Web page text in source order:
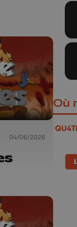
04/06/2026
Où